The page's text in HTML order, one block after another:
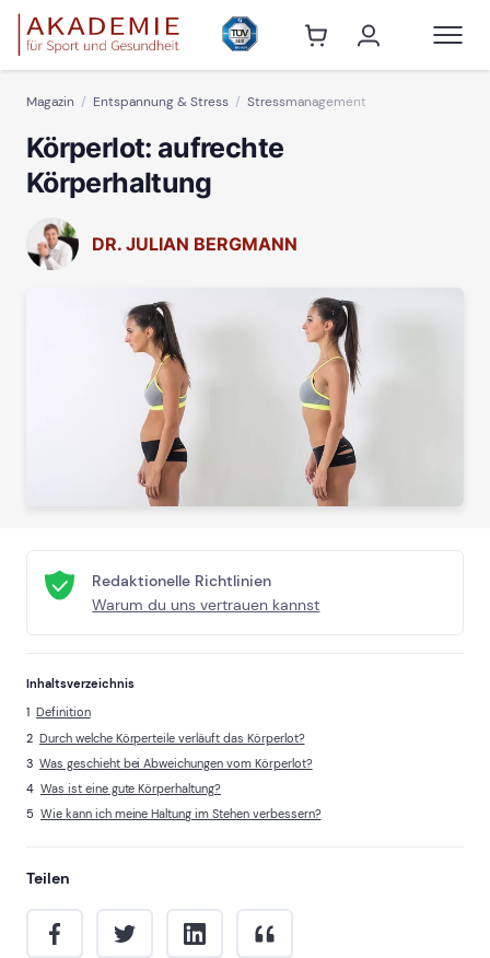
Magazin Entspannung & Stress Stressmanagement
Körperlot: aufrechte
Körperhaltung
DR. JULIAN BERGMANN
Redaktionelle Richtlinien
Warum du uns vertrauen kannst
Inhaltsverzeichnis
Definition
Durch welche Körperteile verläuft das Körperlot?
Was geschieht bei Abweichungen vom Körperlot?
Was ist eine gute Körperhaltung?
Wie kann ich meine Haltung im Stehen verbessern?
Teilen